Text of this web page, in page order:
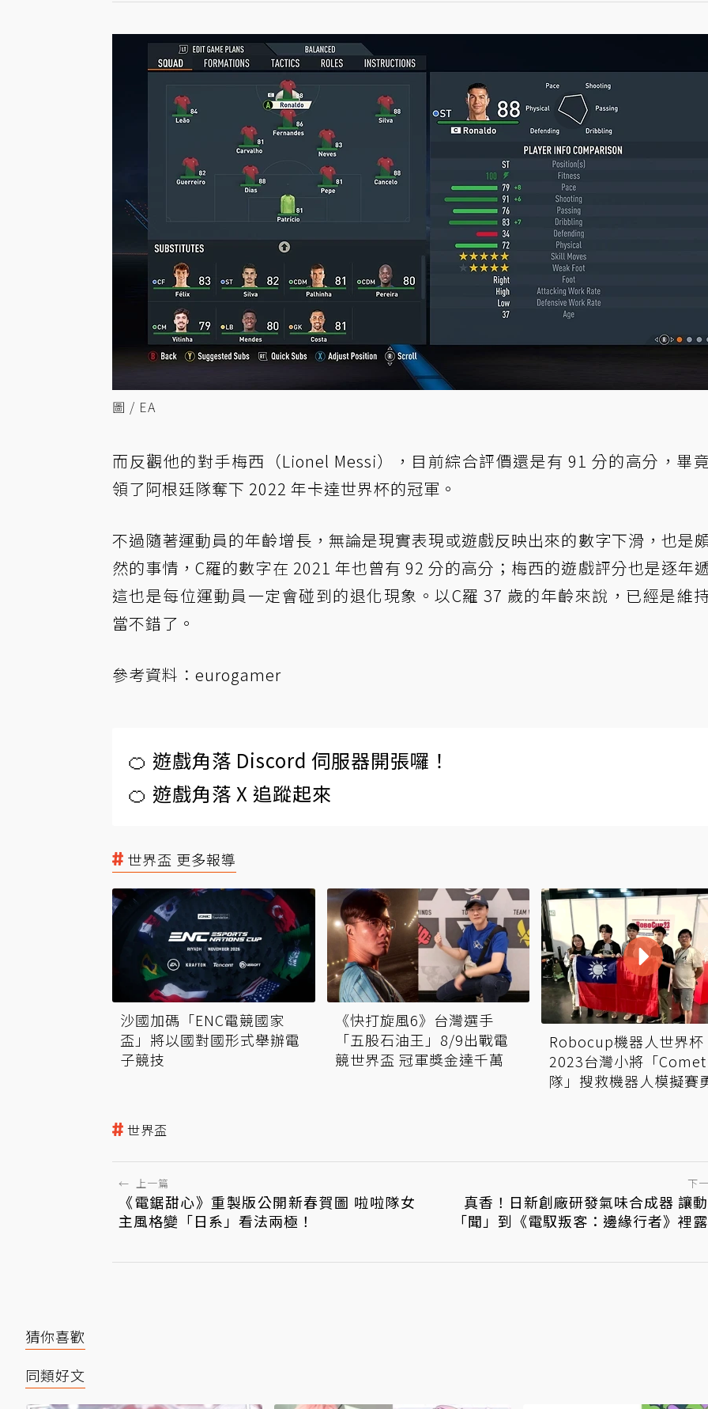
圖 / EA
而反觀他的對手梅西（Lionel Messi），目前綜合評價還是有 91 分的高分，畢
領了阿根廷隊奪下 2022 年卡達世界杯的冠軍。
不過隨著運動員的年齡增長，無論是現實表現或遊戲反映出來的數字下滑，也是
然的事情，C羅的數字在 2021 年也曾有 92 分的高分；梅西的遊戲評分也是逐年
這也是每位運動員一定會碰到的退化現象。以C羅 37 歲的年齡來說，已經是維
當不錯了。
參考資料： eurogamer
🍊 遊戲角落 Discord 伺服器開張囉！
🍊 遊戲角落 X 追蹤起來
世界盃 更多報導
沙國加碼「ENC電競國家
盃」將以國對國形式舉辦電
子競技
《快打旋風6》台灣選手
「五股石油王」8/9出戰電
競世界盃 冠軍獎金達千萬
Robocup機器人世界杯
2023台灣小將「Comet
隊」搜救機器人模擬賽
世界盃
← 上一篇
《電鋸甜心》重製版公開新春賀圖 啦啦隊女
主風格變「日系」看法兩極！
下
真香！日新創廠研發氣味合成器 讓
「聞」到《電馭叛客：邊緣行者》裡
猜你喜歡
同類好文